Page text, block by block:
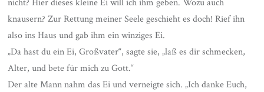
nicht? Hier dieses kleine Ei will ich ihm geben. Wozu auch
knausern? Zur Rettung meiner Seele geschieht es doch! Rief ihn
also ins Haus und gab ihm ein winziges Ei.
„Da hast du ein Ei, Großvater“, sagte sie, „laß es dir schmecken,
Alter, und bete für mich zu Gott.“
Der alte Mann nahm das Ei und verneigte sich. „Ich danke Euch,